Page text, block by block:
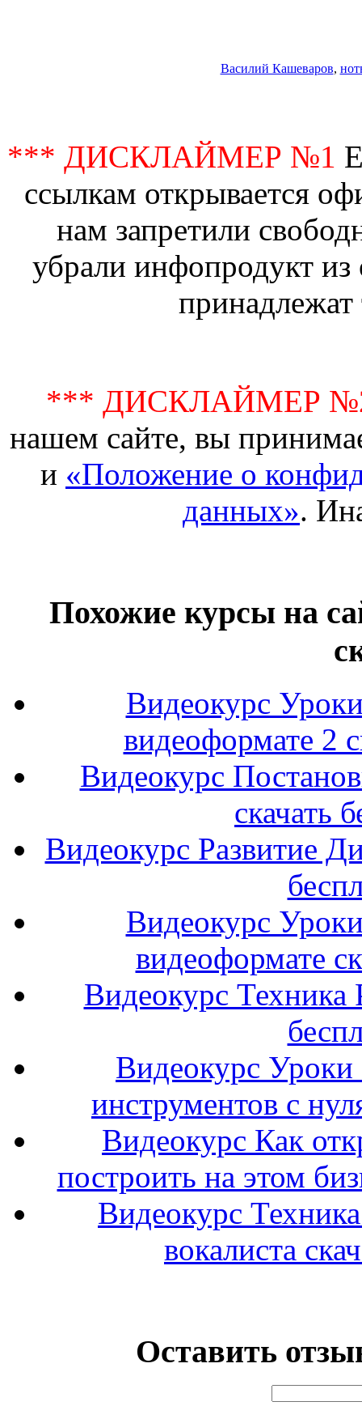
Василий Кашеваров,
*** ДИСКЛАЙМЕР №1
ссылкам открывается
нам запретили
убрали инфопродукт из
принадлежат
*** ДИСКЛАЙМЕР
нашем сайте, вы
и «Положение о
данных».
Похожие курсы на
Видеокурс
видеоформате 2
Видеокурс
скачать
Видеокурс Развитие
Видеокурс
видеоформате
Видеокурс Техника
Видеокурс
инструментов с
Видеокурс Как
построить на этом
Видеокурс
вокалиста
Оставить